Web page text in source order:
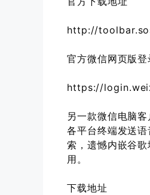
http://
官方微信网页版登
https://
另一款微信电脑
各平台终端发送
索，遗憾内嵌谷
用。
下载地址